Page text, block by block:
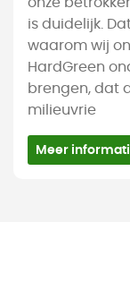
onze
is duidelijk.
waarom wij
HardGreen
brengen, dat
milieuvrie
Meer